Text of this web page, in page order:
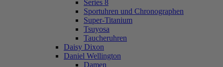
Series 8
Sportuhren und Chronographen
Super-Titanium
Tsuyosa
Taucheruhren
Daisy Dixon
Daniel Wellington
Damen